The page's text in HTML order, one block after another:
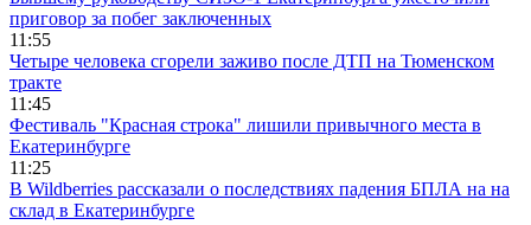
приговор за побег заключенных
11:55
Четыре человека сгорели заживо после ДТП на Тюменском
тракте
11:45
Фестиваль "Красная строка" лишили привычного места в
Екатеринбурге
11:25
В Wildberries рассказали о последствиях падения БПЛА на на
склад в Екатеринбурге